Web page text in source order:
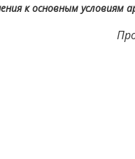
к основным условиям